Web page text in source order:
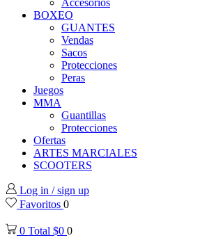
Accesorios
BOXEO
GUANTES
Vendas
Sacos
Protecciones
Peras
Juegos
MMA
Guantillas
Protecciones
Ofertas
ARTES MARCIALES
SCOOTERS
Log in / sign up
Favoritos 0
0 Total $0 0